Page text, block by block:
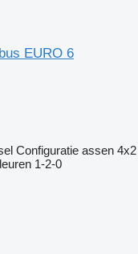
EURO 6
Configuratie assen 4x2
1-2-0